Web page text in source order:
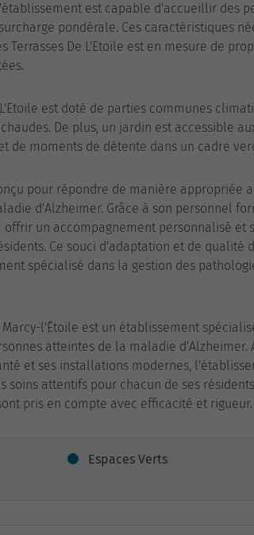
est capable d'accueillir des
pondérale. Ces caractéristiques
De L'Etoile est en mesure de
est doté de parties communes
De plus, un jardin est accessible
de moments de détente dans un cadre
pour répondre de manière appropriée
d'Alzheimer. Grâce à son personnel
un accompagnement personnalisé et
Ce souci d'adaptation et de qualité
spécialisé dans la gestion des
Marcy-l'Étoile est un établissement
atteintes de la maladie d'Alzheimer.
et ses installations modernes,
attentifs pour chacun de ses
pris en compte avec efficacité et rigueur.
Espaces Verts